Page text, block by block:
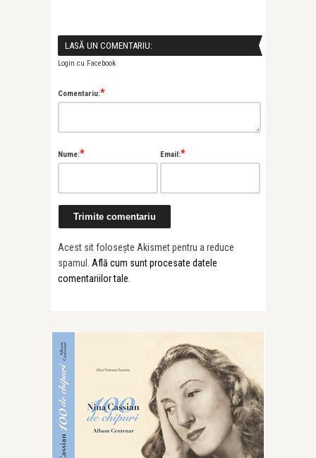
LASĂ UN COMENTARIU:
Login cu Facebook
Comentariu:*
Nume:* Email:*
Acest sit folosește Akismet pentru a reduce
spamul. Află cum sunt procesate datele
comentariilor tale